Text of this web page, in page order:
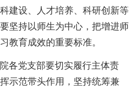
建设、人才培养、科研创新等
坚持以师生为中心，把增进师
教育成效的重要标准。
各党支部要切实履行主体责
示范带头作用，坚持统筹兼